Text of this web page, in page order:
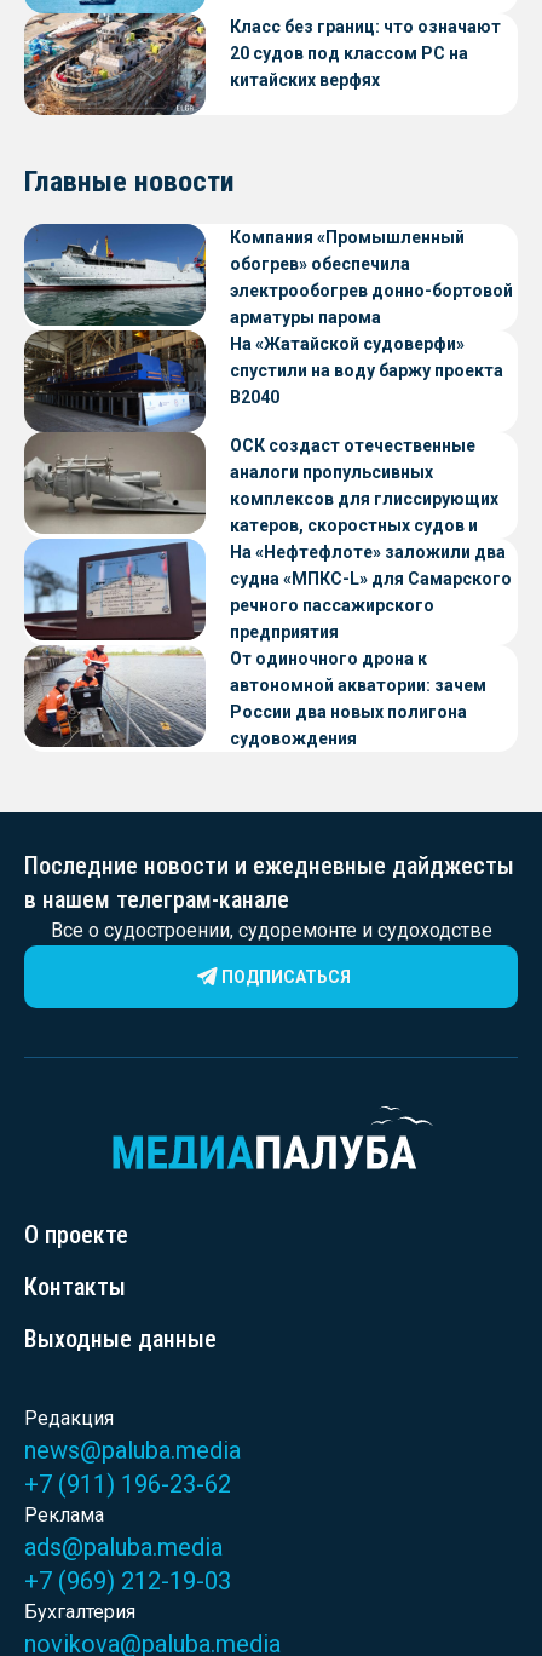
Класс без границ: что означают
20 судов под классом РС на
китайских верфях
Главные новости
Компания «Промышленный
обогрев» обеспечила
электрообогрев донно-бортовой
арматуры парома
«Петропавловск» проекта CNF22
На «Жатайской судоверфи»
спустили на воду баржу проекта
В2040
ОСК создаст отечественные
аналоги пропульсивных
комплексов для глиссирующих
катеров, скоростных судов и
судов с малой осадкой
На «Нефтефлоте» заложили два
судна «МПКС-L» для Самарского
речного пассажирского
предприятия
От одиночного дрона к
автономной акватории: зачем
России два новых полигона
судовождения
Последние новости и ежедневные дайджесты
в нашем телеграм-канале
Все о судостроении, судоремонте и судоходстве
ПОДПИСАТЬСЯ
О проекте
Контакты
Выходные данные
Редакция
news@paluba.media
+7 (911) 196-23-62
Реклама
ads@paluba.media
+7 (969) 212-19-03
Бухгалтерия
novikova@paluba.media